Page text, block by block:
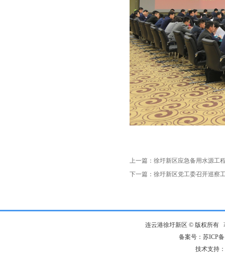
上一篇： 徐圩新区应急备用水源工
下一篇： 徐圩新区党工委召开巡察
连云港徐圩新区 © 版权所有
备案号：苏ICP
技术支持